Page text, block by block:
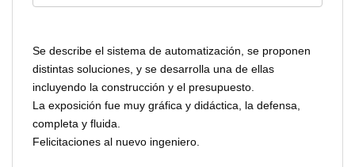
Se describe el sistema de automatización, se proponen
distintas soluciones, y se desarrolla una de ellas
incluyendo la construcción y el presupuesto.
La exposición fue muy gráfica y didáctica, la defensa,
completa y fluida.
Felicitaciones al nuevo ingeniero.